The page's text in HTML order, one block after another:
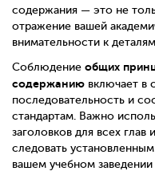
содержания — это не
отражение вашей
внимательности к
Соблюдение общих
содержанию включает в
последовательность и
стандартам. Важно
заголовков для всех глав
следовать
вашем учебном